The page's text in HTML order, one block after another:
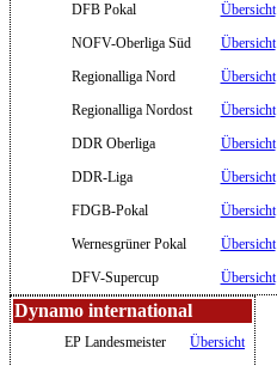
DFB Pokal
Übersicht
NOFV-Oberliga Süd
Übersicht
Regionalliga Nord
Übersicht
Regionalliga Nordost
Übersicht
DDR Oberliga
Übersicht
DDR-Liga
Übersicht
FDGB-Pokal
Übersicht
Wernesgrüner Pokal
Übersicht
DFV-Supercup
Übersicht
Dynamo international
EP Landesmeister
Übersicht